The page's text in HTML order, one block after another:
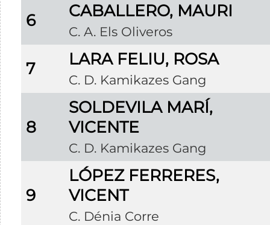
6 CABALLERO, MAURI
C. A. Els Oliveros
7 LARA FELIU, ROSA
C. D. Kamikazes Gang
8
SOLDEVILA MARÍ,
VICENTE
C. D. Kamikazes Gang
9
LÓPEZ FERRERES,
VICENT
C. Dénia Corre